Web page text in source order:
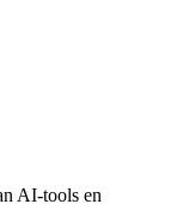
AI-tools en